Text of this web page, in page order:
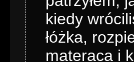
kiedy
łóżka,
materaca i